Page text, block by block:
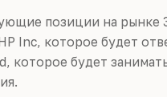
позиции на рынке
Inc, которое будет
которое будет